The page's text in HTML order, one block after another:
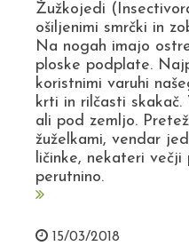
Žužkojedi
ošiljenimi smrčki in
Na nogah imajo
ploske podplate.
koristnimi varuhi
krti in rilčasti skakač.
ali pod zemljo.
žuželkami, vendar
ličinke, nekateri večji
perutnino.
15/03/2018